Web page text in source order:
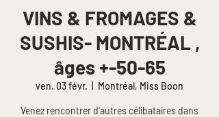
VINS & FROMAGES &
SUSHIS- MONTRÉAL ,
âges +-50-65
ven. 03 févr. Montréal, Miss Boon
Venez rencontrer d'autres célibataires dans